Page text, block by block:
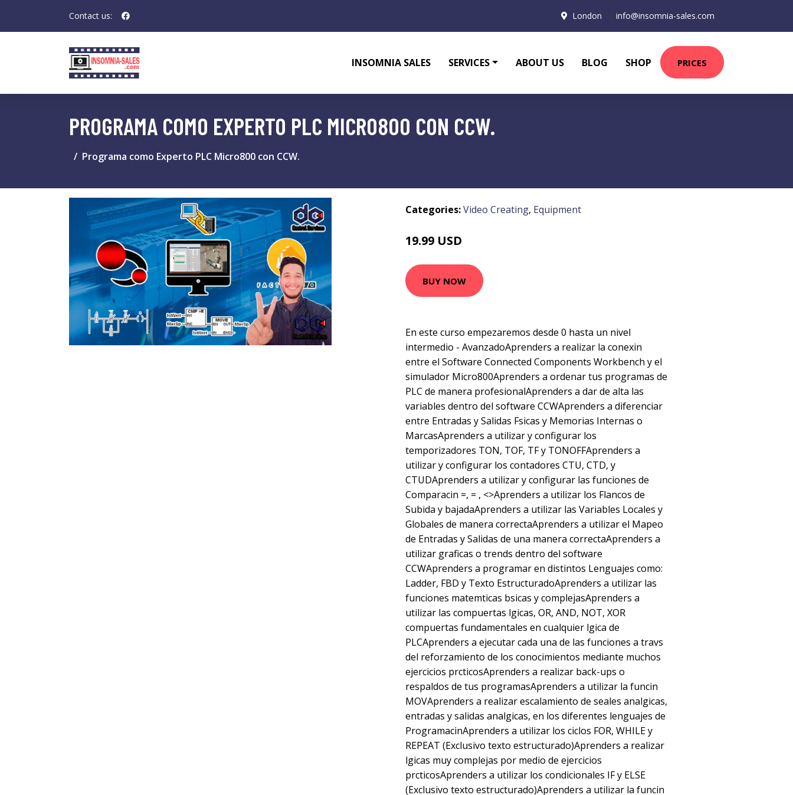
Contact us: London info@insomnia-sales.com
INSOMNIA SALES SERVICES ABOUT US BLOG SHOP PRICES
PROGRAMA COMO EXPERTO PLC MICRO800 CON CCW.
Programa como Experto PLC Micro800 con CCW.
Categories:Video Creating, Equipment
19.99 USD
BUY NOW
En este curso empezaremos desde 0 hasta un nivel
intermedio - AvanzadoAprenders a realizar la conexin
entre el Software Connected Components Workbench y el
simulador Micro800Aprenders a ordenar tus programas de
PLC de manera profesionalAprenders a dar de alta las
variables dentro del software CCWAprenders a diferenciar
entre Entradas y Salidas Fsicas y Memorias Internas o
MarcasAprenders a utilizar y configurar los
temporizadores TON, TOF, TF y TONOFFAprenders a
utilizar y configurar los contadores CTU, CTD, y
CTUDAprenders a utilizar y configurar las funciones de
Comparacin =, = , <>Aprenders a utilizar los Flancos de
Subida y bajadaAprenders a utilizar las Variables Locales y
Globales de manera correctaAprenders a utilizar el Mapeo
de Entradas y Salidas de una manera correctaAprenders a
utilizar graficas o trends dentro del software
CCWAprenders a programar en distintos Lenguajes como:
Ladder, FBD y Texto EstructuradoAprenders a utilizar las
funciones matemticas bsicas y complejasAprenders a
utilizar las compuertas lgicas, OR, AND, NOT, XOR
compuertas fundamentales en cualquier lgica de
PLCAprenders a ejecutar cada una de las funciones a travs
del reforzamiento de los conocimientos mediante muchos
ejercicios prcticosAprenders a realizar back-ups o
respaldos de tus programasAprenders a utilizar la funcin
MOVAprenders a realizar escalamiento de seales analgicas,
entradas y salidas analgicas, en los diferentes lenguajes de
ProgramacinAprenders a utilizar los ciclos FOR, WHILE y
REPEAT (Exclusivo texto estructurado)Aprenders a realizar
lgicas muy complejas por medio de ejercicios
prcticosAprenders a utilizar los condicionales IF y ELSE
(Exclusivo texto estructurado)Aprenders a utilizar la funcin